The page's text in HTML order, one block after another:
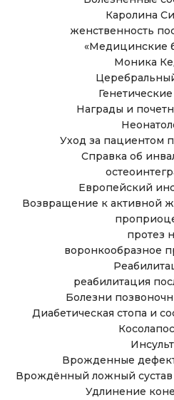
Каролина
женственность
«Медицинские
Моника
Награды и
Уход за пациентом
Справка об
Европейский
Возвращение к активной
протез
воронкообразное
реабилитация
Болезни
Диабетическая стопа и
Инсульт
Врожденные
Врождённый ложный
Удлинение